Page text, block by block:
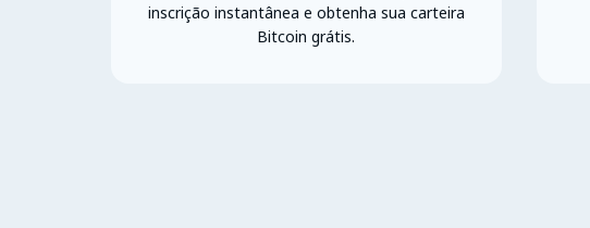
inscrição instantânea e obtenha sua carteira
Bitcoin grátis.